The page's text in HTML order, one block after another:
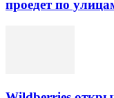
проедет по